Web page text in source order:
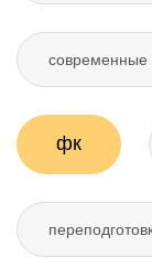
современные
фк